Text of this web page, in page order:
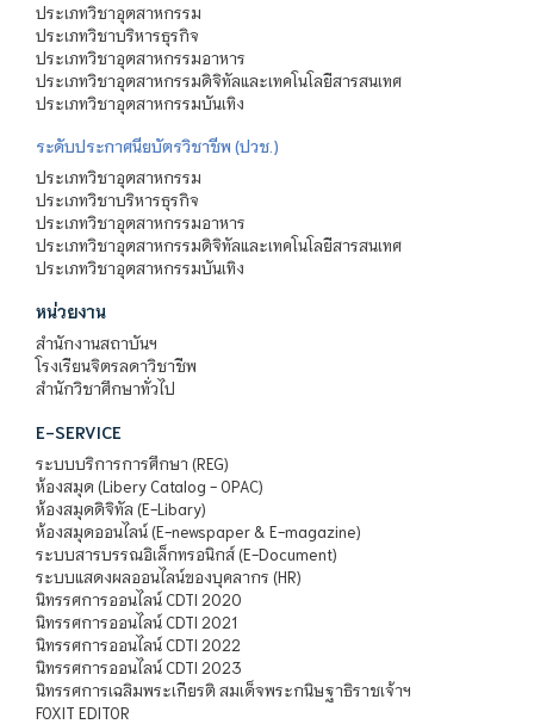
ประเภทวิชาอุตสาหกรรม
ประเภทวิชาบริหารธุรกิจ
ประเภทวิชาอุตสาหกรรมอาหาร
ประเภทวิชาอุตสาหกรรมดิจิทัลและเทคโนโลยีสารสนเทศ
ประเภทวิชาอุตสาหกรรมบันเทิง
ระดับประกาศนียบัตรวิชาชีพ (ปวช.)
ประเภทวิชาอุตสาหกรรม
ประเภทวิชาบริหารธุรกิจ
ประเภทวิชาอุตสาหกรรมอาหาร
ประเภทวิชาอุตสาหกรรมดิจิทัลและเทคโนโลยีสารสนเทศ
ประเภทวิชาอุตสาหกรรมบันเทิง
หน่วยงาน
สำนักงานสถาบันฯ
โรงเรียนจิตรลดาวิชาชีพ
สำนักวิชาศึกษาทั่วไป
E-SERVICE
ระบบบริการการศึกษา (REG)
ห้องสมุด (Libery Catalog - OPAC)
ห้องสมุดดิจิทัล (E-Libary)
ห้องสมุดออนไลน์ (E-newspaper & E-magazine)
ระบบสารบรรณอิเล็กทรอนิกส์ (E-Document)
ระบบแสดงผลออนไลน์ของบุคลากร (HR)
นิทรรศการออนไลน์ CDTI 2020
นิทรรศการออนไลน์ CDTI 2021
นิทรรศการออนไลน์ CDTI 2022
นิทรรศการออนไลน์ CDTI 2023
นิทรรศการเฉลิมพระเกียรติ สมเด็จพระกนิษฐาธิราชเจ้าฯ
FOXIT EDITOR